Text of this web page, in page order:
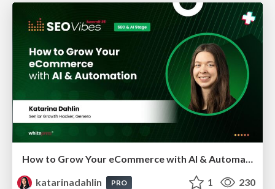
How to Grow Your eCommerce with AI & Automation
katarinadahlin
PRO 1 230